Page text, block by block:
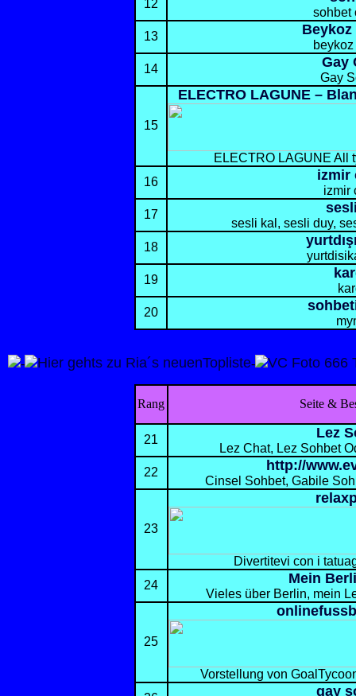
12
sohbet
13
14
Gay
Gay
15
ELECTRO LAGUNE –
ELECTRO LAGUNE All
16
izmir
izmir
17
sesli kal, sesli duy,
18
19
20
- -
Rang Seite &
21 Lez
Lez Chat, Lez Sohbet
22
http://
Cinsel Sohbet, Gabile
23
Divertitevi con i
24
Mein
Vieles über Berlin, mein
25
Vorstellung von
gay